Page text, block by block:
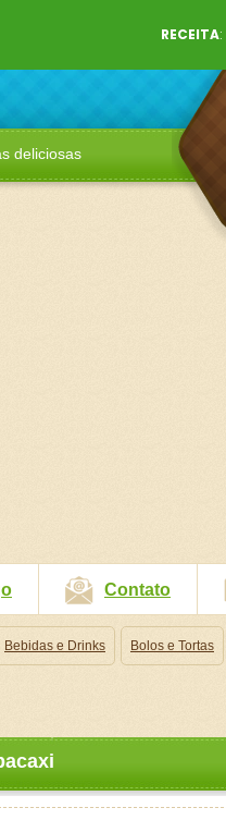
deliciosas
Contato
Bebidas e Drinks Bolos e Tortas
RECEITA: